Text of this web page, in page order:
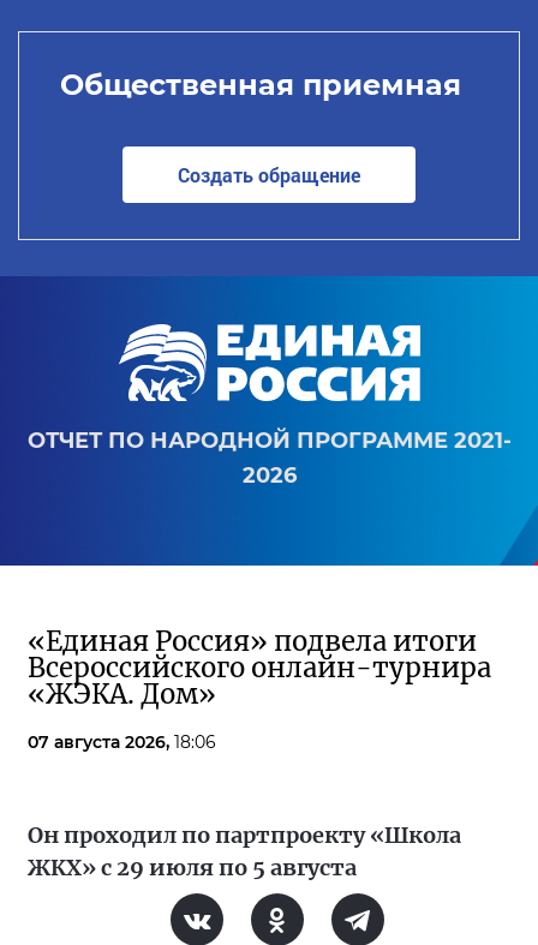
Общественная приемная
Создать обращение
ОТЧЕТ ПО НАРОДНОЙ ПРОГРАММЕ 2021-
2026
«Единая Россия» подвела итоги
Всероссийского онлайн-турнира
«ЖЭКА. Дом»
07 августа 2026, 18:06
Он проходил по партпроекту «Школа
ЖКХ» с 29 июля по 5 августа